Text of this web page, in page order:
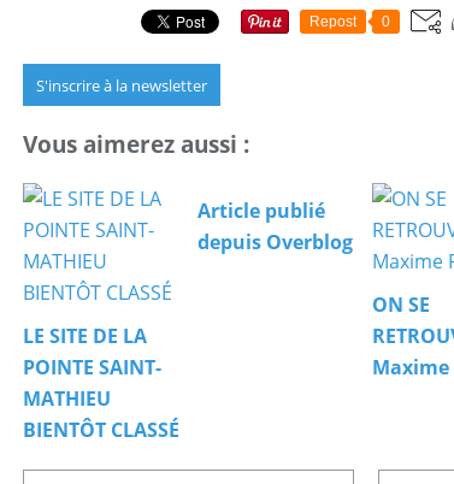
Repost 0
S'inscrire à la newsletter
Vous aimerez aussi :
LE SITE DE LA
POINTE SAINT-
MATHIEU
BIENTÔT CLASSÉ
Article publié
depuis Overblog
ON SE